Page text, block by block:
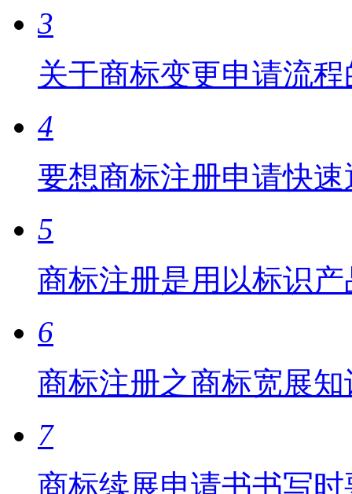
3
关于商标变更申请流
4
要想商标注册申请快
5
商标注册是用以标识
6
商标注册之商标宽展知
7
商标续展申请书书写